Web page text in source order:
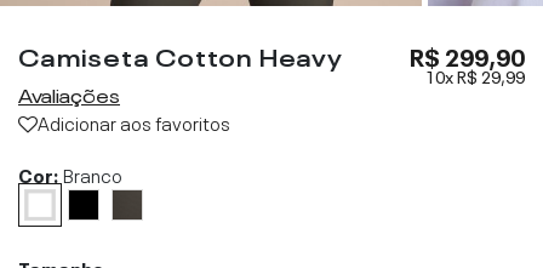
Camiseta Cotton Heavy
Avaliações
Adicionar aos favoritos
R$ 299,90
10xR$ 29,99
Cor:Branco